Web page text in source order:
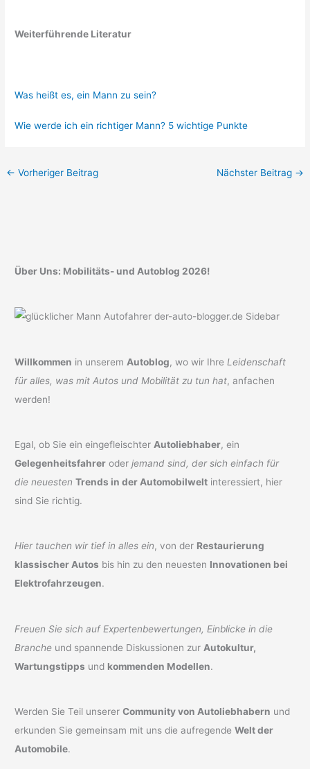
Weiterführende Literatur
Was heißt es, ein Mann zu sein?
Wie werde ich ein richtiger Mann? 5 wichtige Punkte
← Vorheriger Beitrag Nächster Beitrag →
Über Uns: Mobilitäts- und Autoblog 2026!
Willkommen in unserem Autoblog, wo wir Ihre Leidenschaft
für alles, was mit Autos und Mobilität zu tun hat, anfachen
werden!
Egal, ob Sie ein eingefleischter Autoliebhaber, ein
Gelegenheitsfahrer oderjemand sind, der sich einfach für
die neuesten Trends in der Automobilwelt interessiert, hier
sind Sie richtig.
Hier tauchen wir tief in alles ein, von der Restaurierung
klassischer Autos bis hin zu den neuesten Innovationen bei
Elektrofahrzeugen.
Freuen Sie sich auf Expertenbewertungen, Einblicke in die
Branche und spannende Diskussionen zur Autokultur,
Wartungstipps und kommenden Modellen.
Werden Sie Teil unsererCommunity von Autoliebhabern und
erkunden Sie gemeinsam mit uns die aufregendeWelt der
Automobile.